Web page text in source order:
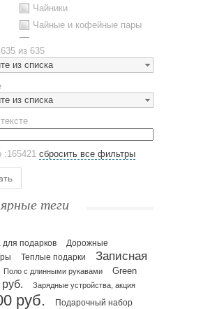
Чайники
Чайные и кофейные пары
Наборы посуды
Предметы сервировки
Стаканы
Эко кружки
ЕВРОПОСУДА
Аксессуары
Ежедневники и блокноты
Датированные ежедневники
Планинги и телефонные книжки
Планинги датированные
Планинги недатированные
635 из 635
из списка
из списка
:165421 сбросить все фильтры
теги
для подарков
Дорожные
Теплые подарки
Записная
Поло с длинными рукавами Green
Зарядные устройства, акция
руб. Подарочный набор